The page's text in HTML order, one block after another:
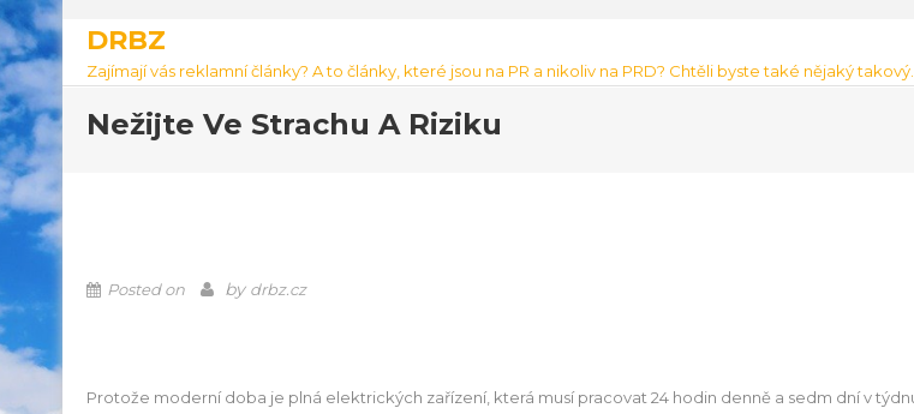
DRBZ
Zajímají vás reklamní články? A to články, které jsou na PR a nikoliv na PRD? Chtěli byste také nějaký
Nežijte Ve Strachu A Riziku
Posted on by drbz.cz
Protože moderní doba je plná elektrických zařízení, která musí pracovat 24 hodin denně a sedm dní v